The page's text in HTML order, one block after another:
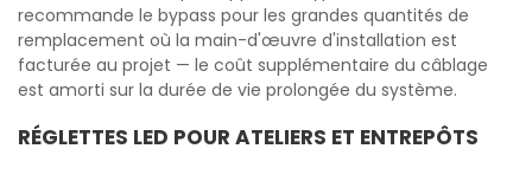
recommande le bypass pour les grandes quantités de
remplacement où la main-d'œuvre d'installation est
facturée au projet — le coût supplémentaire du câblage
est amorti sur la durée de vie prolongée du système.
RÉGLETTES LED POUR ATELIERS ET ENTREPÔTS